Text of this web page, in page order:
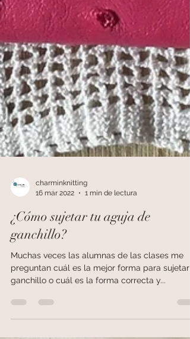
charminknitting
16 mar 2022
1 min de lectura
¿Cómo sujetar tu aguja de
ganchillo?